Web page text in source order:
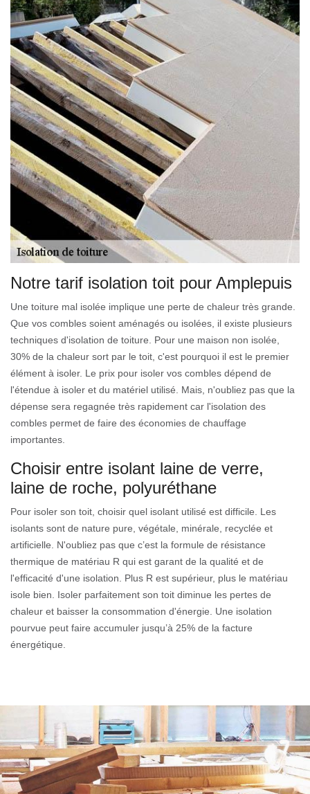
Notre tarif isolation toit pour Amplepuis
Une toiture mal isolée implique une perte de chaleur très grande.
Que vos combles soient aménagés ou isolées, il existe plusieurs
techniques d'isolation de toiture. Pour une maison non isolée,
30% de la chaleur sort par le toit, c'est pourquoi il est le premier
élément à isoler. Le prix pour isoler vos combles dépend de
l'étendue à isoler et du matériel utilisé. Mais, n'oubliez pas que la
dépense sera regagnée très rapidement car l'isolation des
combles permet de faire des économies de chauffage
importantes.
Choisir entre isolant laine de verre,
laine de roche, polyuréthane
Pour isoler son toit, choisir quel isolant utilisé est difficile. Les
isolants sont de nature pure, végétale, minérale, recyclée et
artificielle. N'oubliez pas que c’est la formule de résistance
thermique de matériau R qui est garant de la qualité et de
l'efficacité d'une isolation. Plus R est supérieur, plus le matériau
isole bien. Isoler parfaitement son toit diminue les pertes de
chaleur et baisser la consommation d'énergie. Une isolation
pourvue peut faire accumuler jusqu’à 25% de la facture
énergétique.